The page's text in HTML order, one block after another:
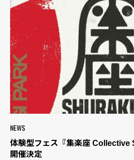
NEWS
体験型フェス『集楽座 Collective
開催決定